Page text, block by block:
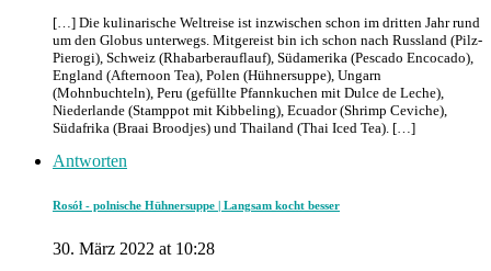
[…] Die kulinarische Weltreise ist inzwischen schon im dritten Jahr rund
um den Globus unterwegs. Mitgereist bin ich schon nach Russland (Pilz-
Pierogi), Schweiz (Rhabarberauflauf), Südamerika (Pescado Encocado),
England (Afternoon Tea), Polen (Hühnersuppe), Ungarn
(Mohnbuchteln), Peru (gefüllte Pfannkuchen mit Dulce de Leche),
Niederlande (Stamppot mit Kibbeling), Ecuador (Shrimp Ceviche),
Südafrika (Braai Broodjes) und Thailand (Thai Iced Tea). […]
Antworten
Rosół - polnische Hühnersuppe | Langsam kocht besser
30. März 2022 at 10:28